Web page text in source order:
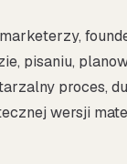
pisaniu,
proces,
wersji